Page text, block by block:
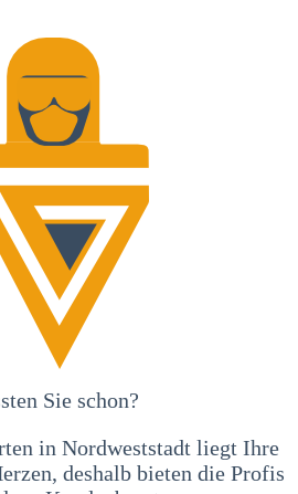
Sie schon?
in Nordweststadt liegt Ihre
deshalb bieten die Profis